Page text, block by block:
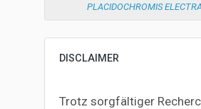
PLACIDOCHROMIS ELECTRA
DISCLAIMER
Trotz sorgfältiger